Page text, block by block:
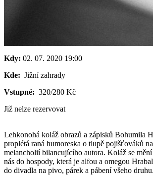
Kdy: 02. 07. 2020 19:00
Kde: Jižní zahrady
Vstupné: 320/280 Kč
Již nelze rezervovat
Lehkonohá koláž obrazů a zápisků Bohumila
proplétá raná humoreska o tlupě pojišťováků
melancholií bilancujícího autora. Koláž se
nás do hospody, která je alfou a omegou
do divadla na pivo, párek a pábení všeho druhu.